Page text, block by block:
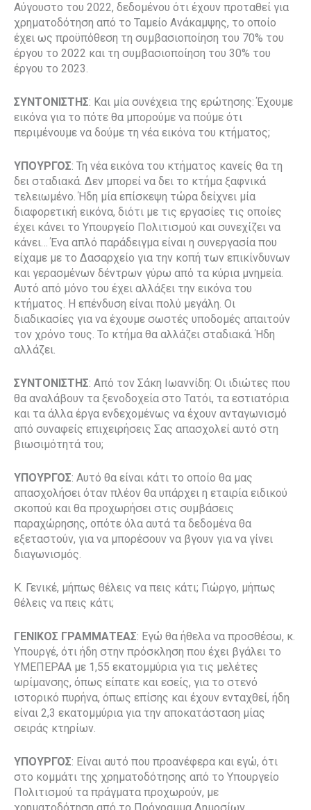
Αύγουστο του 2022, δεδομένου ότι έχουν προταθεί για
χρηματοδότηση από το Ταμείο Ανάκαμψης, το οποίο
έχει ως προϋπόθεση τη συμβασιοποίηση του 70% του
έργου το 2022 και τη συμβασιοποίηση του 30% του
έργου το 2023.
ΣΥΝΤΟΝΙΣΤΗΣ: Και μία συνέχεια της ερώτησης: Έχουμε
εικόνα για το πότε θα μπορούμε να πούμε ότι
περιμένουμε να δούμε τη νέα εικόνα του κτήματος;
ΥΠΟΥΡΓΟΣ: Τη νέα εικόνα του κτήματος κανείς θα τη
δει σταδιακά. Δεν μπορεί να δει το κτήμα ξαφνικά
τελειωμένο. Ήδη μία επίσκεψη τώρα δείχνει μία
διαφορετική εικόνα, διότι με τις εργασίες τις οποίες
έχει κάνει το Υπουργείο Πολιτισμού και συνεχίζει να
κάνει… Ένα απλό παράδειγμα είναι η συνεργασία που
είχαμε με το Δασαρχείο για την κοπή των επικίνδυνων
και γερασμένων δέντρων γύρω από τα κύρια μνημεία.
Αυτό από μόνο του έχει αλλάξει την εικόνα του
κτήματος. Η επένδυση είναι πολύ μεγάλη. Οι
διαδικασίες για να έχουμε σωστές υποδομές απαιτούν
τον χρόνο τους. Το κτήμα θα αλλάζει σταδιακά. Ήδη
αλλάζει.
ΣΥΝΤΟΝΙΣΤΗΣ: Από τον Σάκη Ιωαννίδη: Οι ιδιώτες που
θα αναλάβουν τα ξενοδοχεία στο Τατόι, τα εστιατόρια
και τα άλλα έργα ενδεχομένως να έχουν ανταγωνισμό
από συναφείς επιχειρήσεις Σας απασχολεί αυτό στη
βιωσιμότητά του;
ΥΠΟΥΡΓΟΣ: Αυτό θα είναι κάτι το οποίο θα μας
απασχολήσει όταν πλέον θα υπάρχει η εταιρία ειδικού
σκοπού και θα προχωρήσει στις συμβάσεις
παραχώρησης, οπότε όλα αυτά τα δεδομένα θα
εξεταστούν, για να μπορέσουν να βγουν για να γίνει
διαγωνισμός.
Κ. Γενικέ, μήπως θέλεις να πεις κάτι; Γιώργο, μήπως
θέλεις να πεις κάτι;
ΓΕΝΙΚΟΣ ΓΡΑΜΜΑΤΕΑΣ: Εγώ θα ήθελα να προσθέσω, κ.
Υπουργέ, ότι ήδη στην πρόσκληση που έχει βγάλει το
ΥΜΕΠΕΡΑΑ με 1,55 εκατομμύρια για τις μελέτες
ωρίμανσης, όπως είπατε και εσείς, για το στενό
ιστορικό πυρήνα, όπως επίσης και έχουν ενταχθεί, ήδη
είναι 2,3 εκατομμύρια για την αποκατάσταση μίας
σειράς κτηρίων.
ΥΠΟΥΡΓΟΣ: Είναι αυτό που προανέφερα και εγώ, ότι
στο κομμάτι της χρηματοδότησης από το Υπουργείο
Πολιτισμού τα πράγματα προχωρούν, με